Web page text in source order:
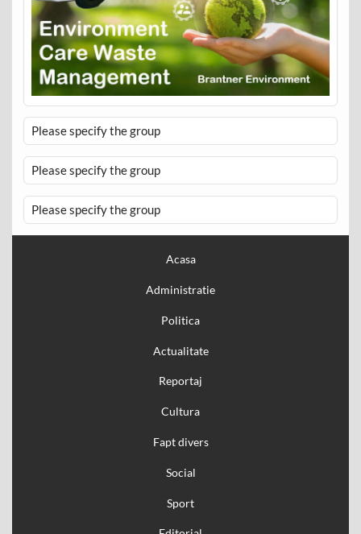
Please specify the group
Please specify the group
Please specify the group
Acasa
Administratie
Politica
Actualitate
Reportaj
Cultura
Fapt divers
Social
Sport